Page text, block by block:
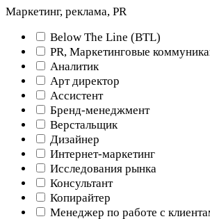
Маркетинг, реклама, PR
Below The Line (BTL)
PR, Маркетинговые
Аналитик
Арт директор
Ассистент
Бренд-менеджмент
Верстальщик
Дизайнер
Интернет-маркетинг
Исследования рынка
Консультант
Копирайтер
Менеджер по работе с